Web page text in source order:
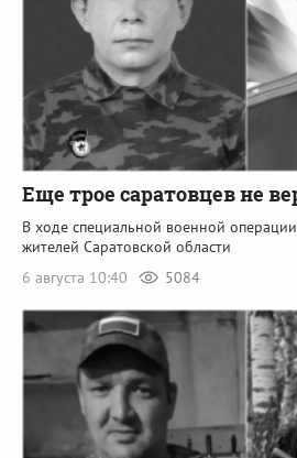
Еще трое саратовцев не
В ходе специальной военной
жителей Саратовской области
6 августа 10:40
5084